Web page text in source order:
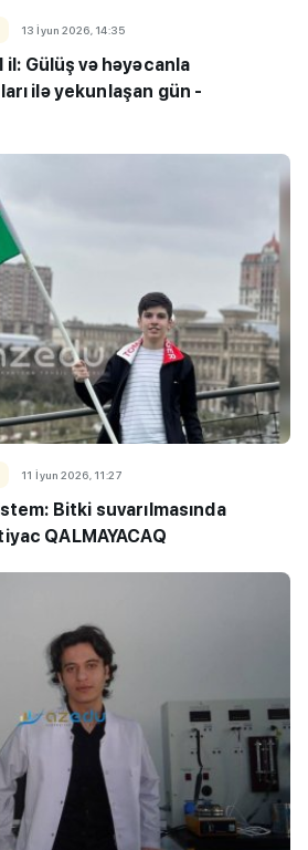
13 İyun 2026, 14:35
il: Gülüş və həyəcanla
ilə yekunlaşan gün -
11 İyun 2026, 11:27
Bitki suvarılmasında
QALMAYACAQ